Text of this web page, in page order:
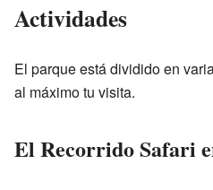
Actividades
El parque está dividido en
al máximo tu visita.
El Recorrido Safari